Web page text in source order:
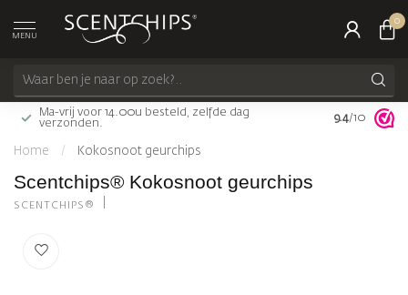
MENU
0
Ma-vrij voor 14.00u besteld, zelfde dag
verzonden.
Gratis
9.4/10
Home / Kokosnoot geurchips
Scentchips® Kokosnoot geurchips
SCENTCHIPS®